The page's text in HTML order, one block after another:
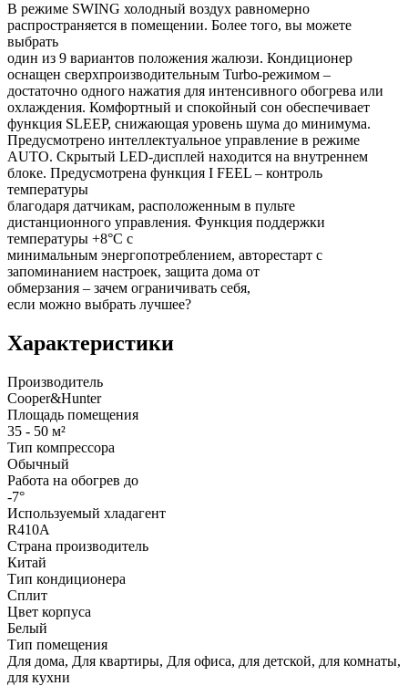
В режиме SWING холодный воздух равномерно
распространяется в помещении. Более того, вы можете
выбрать
один из 9 вариантов положения жалюзи. Кондиционер
оснащен сверхпроизводительным Turbo-режимом –
достаточно одного нажатия для интенсивного обогрева или
охлаждения. Комфортный и спокойный сон обеспечивает
функция SLEEP, снижающая уровень шума до минимума.
Предусмотрено интеллектуальное управление в режиме
AUTO. Скрытый LED-дисплей находится на внутреннем
блоке. Предусмотрена функция I FEEL – контроль
температуры
благодаря датчикам, расположенным в пульте
дистанционного управления. Функция поддержки
температуры +8°C с
минимальным энергопотреблением, авторестарт с
запоминанием настроек, защита дома от
обмерзания – зачем ограничивать себя,
если можно выбрать лучшее?
Характеристики
Производитель
Cooper&Hunter
Площадь помещения
35 - 50 м²
Тип компрессора
Обычный
Работа на обогрев до
-7°
Используемый хладагент
R410A
Страна производитель
Китай
Тип кондиционера
Сплит
Цвет корпуса
Белый
Тип помещения
Для дома, Для квартиры, Для офиса, для детской, для комнаты,
для кухни